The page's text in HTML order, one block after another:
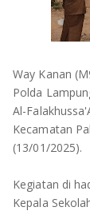
LAMPUNG
LAMPUNG
LAMPUNG
PESAWARAN
PESISIR
Way Kanan
Polda
Al-
Kecamatan
(13/01/2025).
Kegiatan di
Kepala